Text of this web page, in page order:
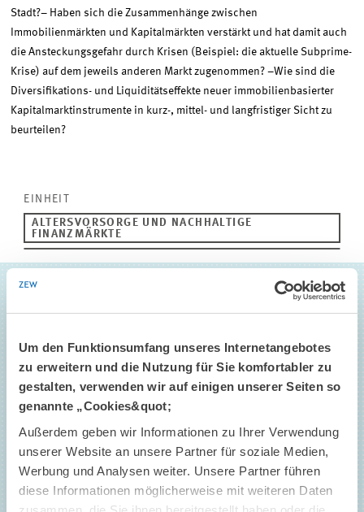
Um den Funktionsumfang unseres Internetangebotes
zu erweitern und die Nutzung für Sie komfortabler zu
gestalten, verwenden wir auf einigen unserer Seiten so
genannte „Cookies&quot;
Außerdem geben wir Informationen zu Ihrer Verwendung
unserer Website an unsere Partner für soziale Medien,
Werbung und Analysen weiter. Unsere Partner führen
diese Informationen möglicherweise mit weiteren Daten
Stadt?– Haben sich die Zusammenhänge zwischen
Immobilienmärkten und Kapitalmärkten verstärkt und hat damit auch
die Ansteckungsgefahr durch Krisen (Beispiel: die aktuelle Subprime-
Krise) auf dem jeweils anderen Markt zugenommen? –Wie sind die
Diversifikations- und Liquiditätseffekte neuer immobilienbasierter
Kapitalmarktinstrumente in kurz-, mittel- und langfristiger Sicht zu
beurteilen?
EINHEIT
ALTERSVORSORGE UND NACHHALTIGE
FINANZMÄRKTE
PROJEKTTEAM
Felix Schindler